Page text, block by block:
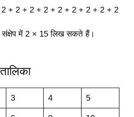
+ 2 + 2 + 2 + 2 + 2 + 2 + 2 + 2
संक्षेप में 2 × 15 लिख सकते हैं।
3 4 5